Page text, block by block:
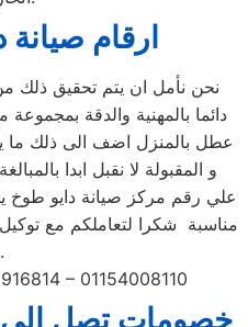
ارقام
نحن نأمل ان يتم تحقيق ذلك
دائما بالمهنية والدقة
عطل بالمنزل اضف الى ذلك ما
و المقبولة لا نقبل ابدا
علي رقم مركز صيانة دايو طوخ
مناسبة شكرا لتعاملكم مع
.
– 01154008110